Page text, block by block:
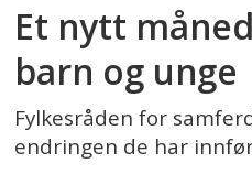
Et nytt
barn og unge
Fylkesråden for
endringen de har